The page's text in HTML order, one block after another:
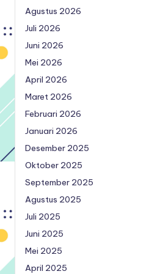
Agustus 2026
Juli 2026
Juni 2026
Mei 2026
April 2026
Maret 2026
Februari 2026
Januari 2026
Desember 2025
Oktober 2025
September 2025
Agustus 2025
Juli 2025
Juni 2025
Mei 2025
April 2025